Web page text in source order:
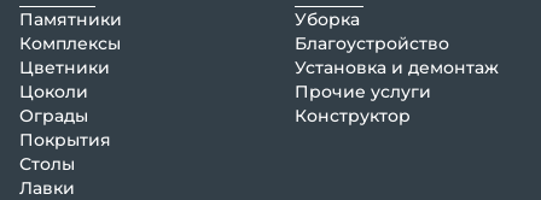
Памятники
Комплексы
Цветники
Цоколи
Ограды
Покрытия
Столы
Лавки
Уборка
Благоустройство
Установка и демонтаж
Прочие услуги
Конструктор